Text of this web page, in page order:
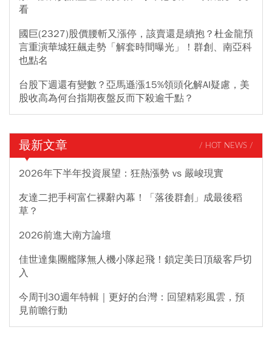
看
國巨(2327)股價腰斬又漲停，該賣還是續抱？杜金龍預
言重演華城狂飆走勢「解套時間曝光」！群創、南亞科
也點名
台股下週還有變數？亞馬遜漲15%領頭化解AI疑慮，美
股收高為何台指期夜盤反而下殺逾千點？
最新文章 / HOT NEWS /
2026年下半年投資展望：狂熱漲勢 vs 嚴峻現實
友達二把手柯富仁裸辭內幕！「落後群創」成最後稻
草？
2026前進大南方論壇
佳世達集團艦隊無人機小隊起飛！鎖定美日頂級客戶切
入
今周刊30週年特輯｜更好的台灣：回望精彩風雲，預
見前瞻行動